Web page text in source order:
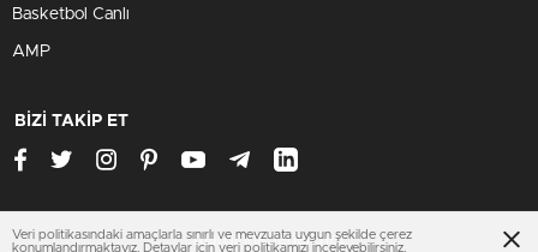
Basketbol Canlı
AMP
BİZİ TAKİP ET
mardinhaberleri.net
Veri politikasındaki amaçlarla sınırlı ve mevzuata uygun şekilde çerez
konumlandırmaktayız. Detaylar için veri politikamızı inceleyebilirsiniz.